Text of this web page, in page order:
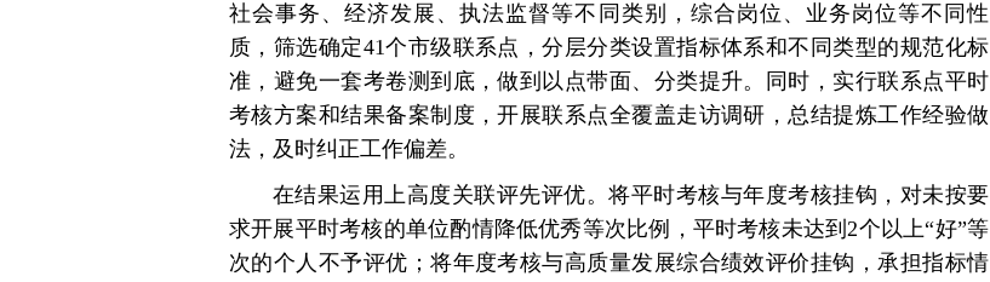
社会事务、经济发展、执法监督等不同类别，综合岗位、业务岗位等不同性
质，筛选确定41个市级联系点，分层分类设置指标体系和不同类型的规范化标
准，避免一套考卷测到底，做到以点带面、分类提升。同时，实行联系点平时
考核方案和结果备案制度，开展联系点全覆盖走访调研，总结提炼工作经验做
法，及时纠正工作偏差。
在结果运用上高度关联评先评优。将平时考核与年度考核挂钩，对未按要
求开展平时考核的单位酌情降低优秀等次比例，平时考核未达到2个以上“好”等
次的个人不予评优；将年度考核与高质量发展综合绩效评价挂钩，承担指标情